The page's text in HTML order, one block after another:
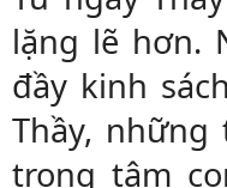
lặng lẽ hơn.
đầy kinh
Thầy, những
trong tâm